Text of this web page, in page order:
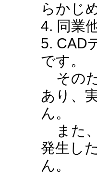
らかじ
4. 同業
5. CAD
です。
その
あり、
ん。
また
発生し
ん。